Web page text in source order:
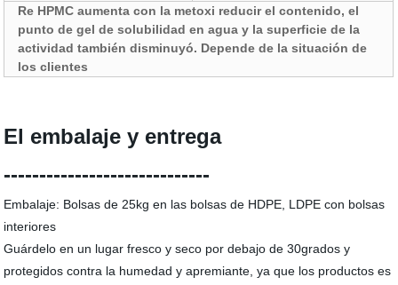
Re HPMC aumenta con la metoxi reducir el contenido, el
punto de gel de solubilidad en agua y la superficie de la
actividad también disminuyó. Depende de la situación de
los clientes
El embalaje y entrega
-----------------------------
Embalaje: Bolsas de 25kg en las bolsas de HDPE, LDPE con bolsas
interiores
Guárdelo en un lugar fresco y seco por debajo de 30grados y
protegidos contra la humedad y apremiante, ya que los productos es